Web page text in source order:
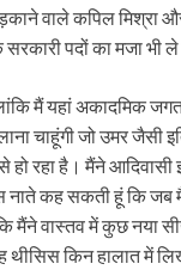
वाले कपिल मिश्रा
पदों का मजा भी
मैं यहां अकादमिक
चाहूंगी जो उमर जैसी
रहा है। मैंने आदिवासी
नाते कह सकती हूं कि जब
मैंने वास्तव में कुछ नया
थीसिस किन हालात में